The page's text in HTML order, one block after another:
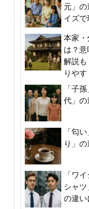
元」の
イズで
本家・
は？
解説も
りやす
「子
代」の
「匂
り」
「ワ
シャツ
の違い